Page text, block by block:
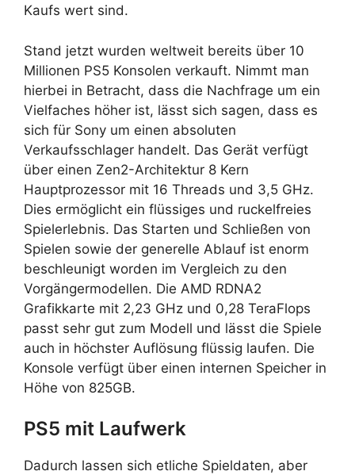
Kaufs wert sind.
Stand jetzt wurden weltweit bereits über 10
Millionen PS5 Konsolen verkauft. Nimmt man
hierbei in Betracht, dass die Nachfrage um ein
Vielfaches höher ist, lässt sich sagen, dass es
sich für Sony um einen absoluten
Verkaufsschlager handelt. Das Gerät verfügt
über einen Zen2-Architektur 8 Kern
Hauptprozessor mit 16 Threads und 3,5 GHz.
Dies ermöglicht ein flüssiges und ruckelfreies
Spielerlebnis. Das Starten und Schließen von
Spielen sowie der generelle Ablauf ist enorm
beschleunigt worden im Vergleich zu den
Vorgängermodellen. Die AMD RDNA2
Grafikkarte mit 2,23 GHz und 0,28 TeraFlops
passt sehr gut zum Modell und lässt die Spiele
auch in höchster Auflösung flüssig laufen. Die
Konsole verfügt über einen internen Speicher in
Höhe von 825GB.
PS5 mit Laufwerk
Dadurch lassen sich etliche Spieldaten, aber